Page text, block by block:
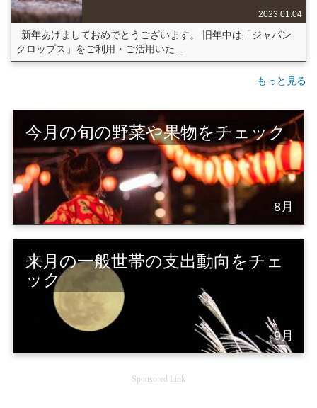
2023.01.04
新年あけましておめでとうございます。 旧年中は「ジャパン
クロップス」をご利用・ご活用いた...
もっと見る
今月の旬の野菜や果物をチェック
8月
来月の一般世帯の支出動向をチェ
ック
9月
Sponsored Link